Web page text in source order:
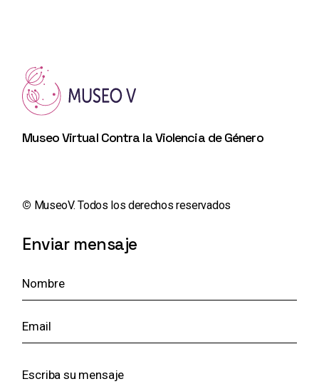
Museo Virtual Contra la Violencia de Género
©️ MuseoV. Todos los derechos reservados
Enviar mensaje